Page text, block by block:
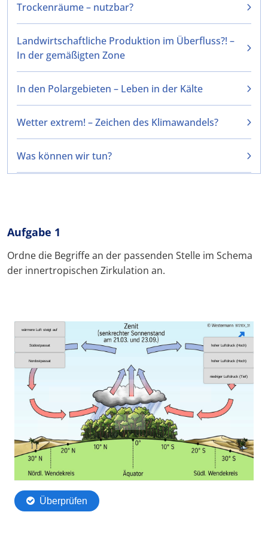
Trockenräume – nutzbar?
Landwirtschaftliche Produktion im Überfluss?! –
In der gemäßigten Zone
In den Polargebieten – Leben in der Kälte
Wetter extrem! – Zeichen des Klimawandels?
Was können wir tun?
Aufgabe 1
Ordne die Begriffe an der passenden Stelle im Schema
der innertropischen Zirkulation an.